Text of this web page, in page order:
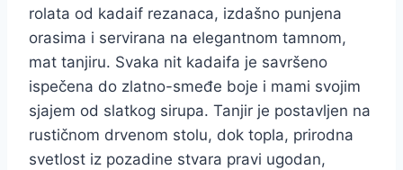
rolata od kadaif rezanaca, izdašno punjena
orasima i servirana na elegantnom tamnom,
mat tanjiru. Svaka nit kadaifa je savršeno
ispečena do zlatno-smeđe boje i mami svojim
sjajem od slatkog sirupa. Tanjir je postavljen na
rustičnom drvenom stolu, dok topla, prirodna
svetlost iz pozadine stvara pravi ugodan,